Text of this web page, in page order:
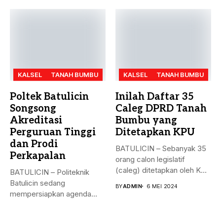
KALSEL TANAH BUMBU
Poltek Batulicin
Songsong
Akreditasi
Perguruan Tinggi
dan Prodi
Perkapalan
BATULICIN – Politeknik
Batulicin sedang
mempersiapkan agenda
KALSEL TANAH BUMBU
Inilah Daftar 35
Caleg DPRD Tanah
Bumbu yang
Ditetapkan KPU
BATULICIN – Sebanyak 35
orang calon legislatif
(caleg) ditetapkan oleh KPU
BYADMIN 6 MEI 2024